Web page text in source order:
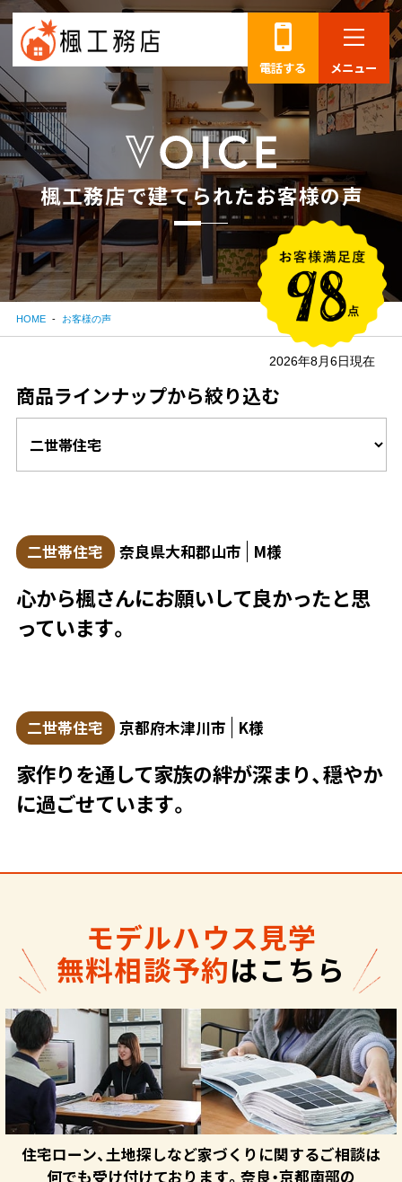
電話する メニュー
楓工務店で建てられたお客様の声
2026年8月6日現在
HOME お客様の声
商品ラインナップから絞り込む
二世帯住宅 奈良県大和郡山市 M様
心から楓さんにお願いして良かったと思
っています。
二世帯住宅 京都府木津川市 K様
家作りを通して家族の絆が深まり、穏やか
に過ごせています。
モデルハウス見学
無料相談予約はこちら
住宅ローン、土地探しなど家づくりに関するご相談は
何でも受け付けております。奈良・京都南部の